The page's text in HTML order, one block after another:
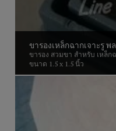
ขารองเหล็กฉากเจาะรู พ
ขารอง สวมขา สำหรับ เหล็
ขนาด 1.5 x 1.5 นิ้ว